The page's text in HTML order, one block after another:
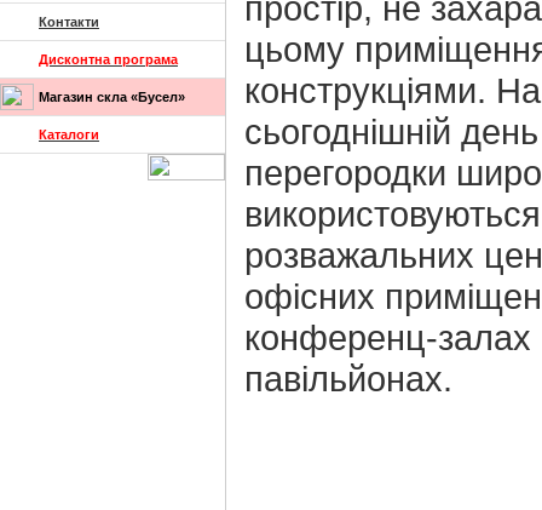
Контакти
Дисконтна програма
Магазин скла «Бусел»
Каталоги
цьому
конструкціями. На
сьогоднішній
перегородки
розважальних
офісних
конференц-залах
павільйонах.